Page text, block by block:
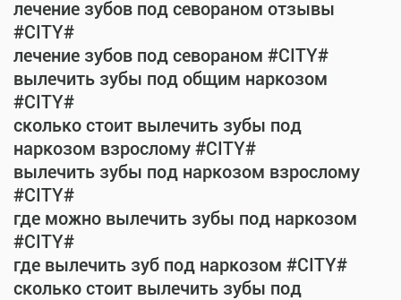
лечение зубов под севораном отзывы
#CITY#
лечение зубов под севораном #CITY#
вылечить зубы под общим наркозом
#CITY#
сколько стоит вылечить зубы под
наркозом взрослому #CITY#
вылечить зубы под наркозом взрослому
#CITY#
где можно вылечить зубы под наркозом
#CITY#
где вылечить зуб под наркозом #CITY#
сколько стоит вылечить зубы под